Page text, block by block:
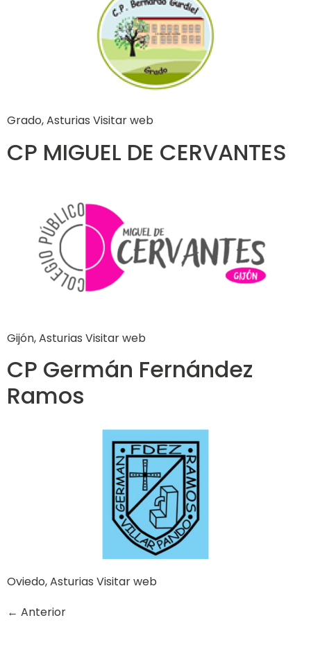
Grado, Asturias Visitar web
CP MIGUEL DE CERVANTES
Gijón, Asturias Visitar web
CP Germán Fernández
Ramos
Oviedo, Asturias Visitar web
← Anterior